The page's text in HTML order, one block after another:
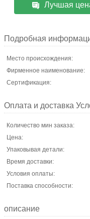
Лучшая
Подробная
Место происхождения:
Фирменное наименование:
Сертификация:
Оплата и доставка
Количество мин заказа:
Цена:
Упаковывая детали:
Время доставки:
Условия оплаты:
Поставка способности:
описание